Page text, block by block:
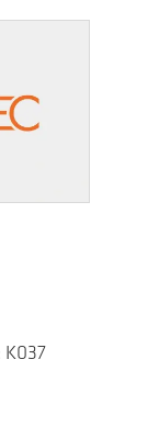
K037